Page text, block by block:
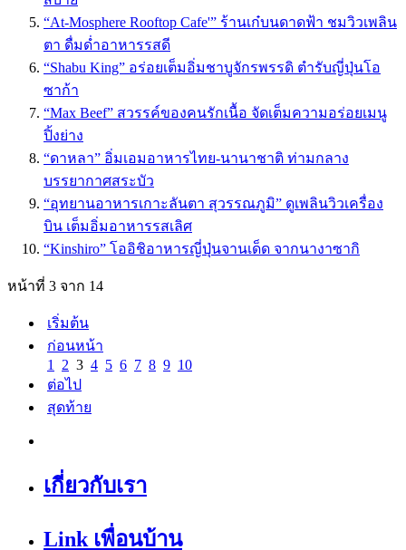
“At-Mosphere Rooftop Cafe'” ร้านเก๋บนดาดฟ้า ชมวิวเพลิน
ตา ดื่มด่ำอาหารรสดี
“Shabu King” อร่อยเต็มอิ่มชาบูจักรพรรดิ ตำรับญี่ปุ่นโอ
ซาก้า
“Max Beef” สวรรค์ของคนรักเนื้อ จัดเต็มความอร่อยเมนู
ปิ้งย่าง
“ดาหลา” อิ่มเอมอาหารไทย-นานาชาติ ท่ามกลาง
บรรยากาศสระบัว
“อุทยานอาหารเกาะลันตา สุวรรณภูมิ” ดูเพลินวิวเครื่อง
บิน เต็มอิ่มอาหารรสเลิศ
“Kinshiro” โออิชิอาหารญี่ปุ่นจานเด็ด จากนางาซากิ
หน้าที่ 3 จาก 14
เริ่มต้น
ก่อนหน้า
1
2 3 4 5 6 7 8 9 10
ต่อไป
สุดท้าย
เกี่ยวกับเรา
Link เพื่อนบ้าน